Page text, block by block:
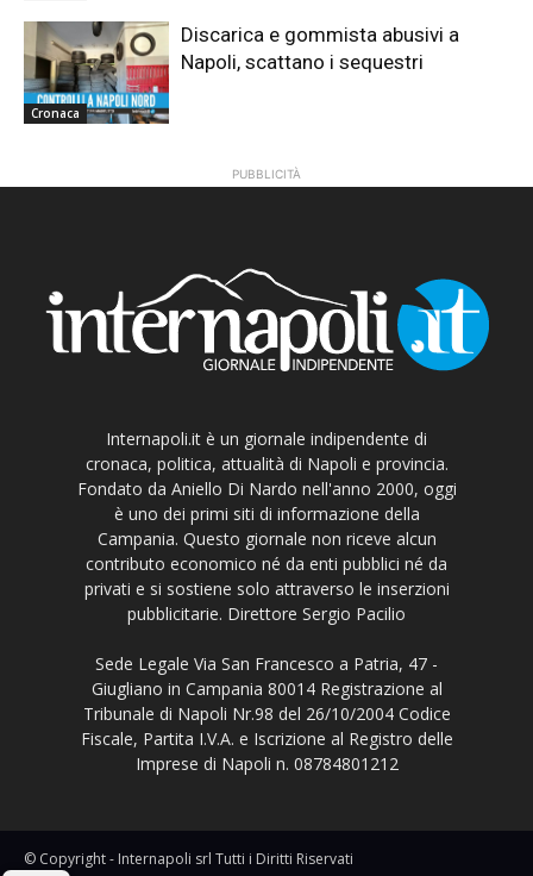
Cronaca
Discarica e gommista abusivi a
Napoli, scattano i sequestri
PUBBLICITÀ
Internapoli.it è un giornale indipendente di
cronaca, politica, attualità di Napoli e provincia.
Fondato da Aniello Di Nardo nell'anno 2000, oggi
è uno dei primi siti di informazione della
Campania. Questo giornale non riceve alcun
contributo economico né da enti pubblici né da
privati e si sostiene solo attraverso le inserzioni
pubblicitarie. Direttore Sergio Pacilio
Sede Legale Via San Francesco a Patria, 47 -
Giugliano in Campania 80014 Registrazione al
Tribunale di Napoli Nr.98 del 26/10/2004 Codice
Fiscale, Partita I.V.A. e Iscrizione al Registro delle
Imprese di Napoli n. 08784801212
© Copyright - Internapoli srl Tutti i Diritti Riservati